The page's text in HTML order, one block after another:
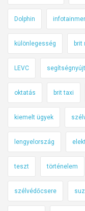
Dolphin
különlegesség brit
LEVC
oktatás brit taxi
kiemelt ügyek
lengyelország
teszt történelem
szélvédőcsere